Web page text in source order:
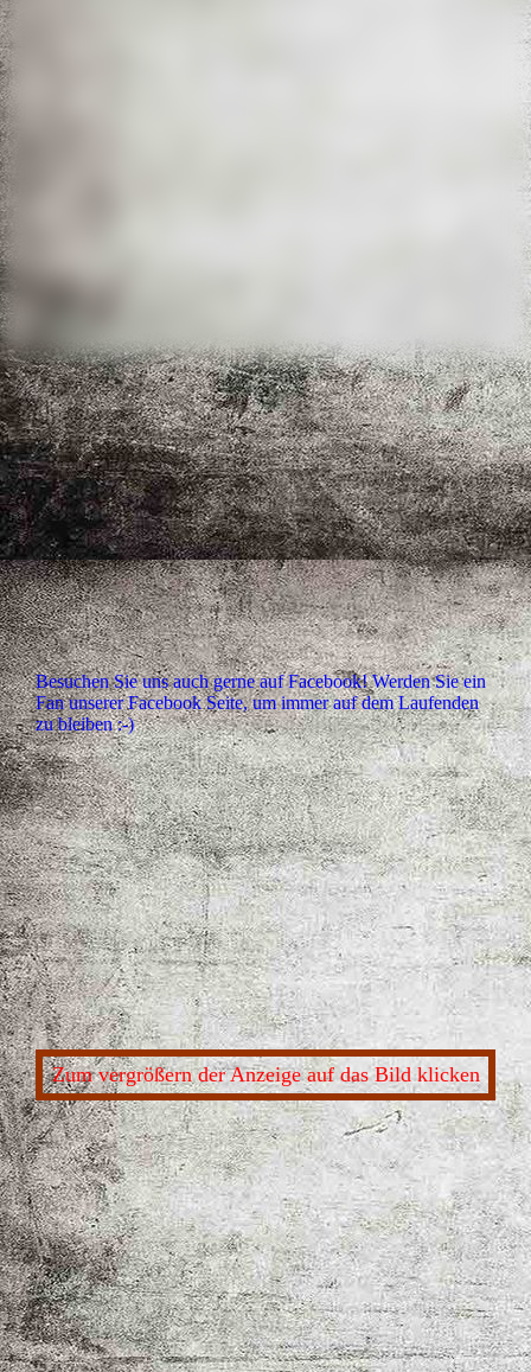
Besuchen Sie uns auch gerne auf Facebook! Werden Sie ein
Fan unserer Facebook Seite, um immer auf dem Laufenden
zu bleiben :-)
Zum vergrößern der Anzeige auf das Bild klicken